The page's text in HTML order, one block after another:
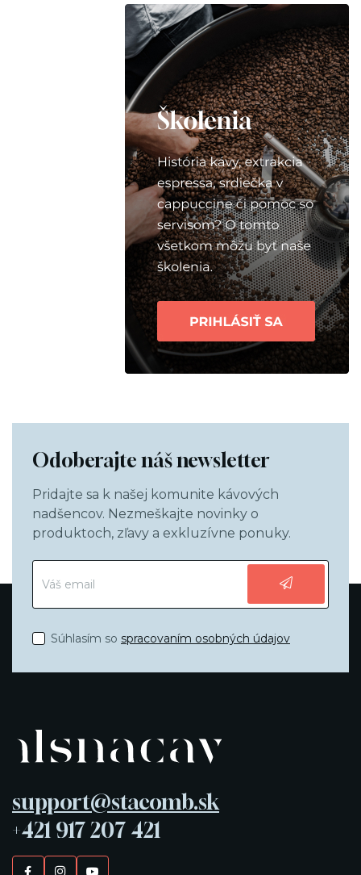
príspevkov
Odoberajte náš newsletter
Pridajte sa k našej komunite kávových
nadšencov. Nezmeškajte novinky o
produktoch, zľavy a exkluzívne ponuky.
Súhlasím so spracovaním osobných údajov
support@stacomb.sk
+421 917 207 421